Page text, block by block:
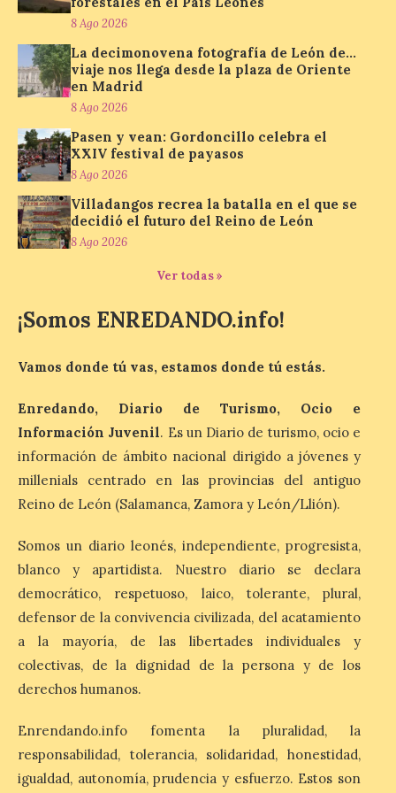
Conceyu País Llionés y el Diario de
Turismo, Ocio e Información para
jóvenes “Enredando.info”. Pilar Aller Aller
nos envía la décimo […]
Los minerales y sus usos
más comunes centran la
nueva exposición del
Museo de la Siderurgia y
la Minería de Sabero
8 Ago 2026
La exposición que se
de agosto a las doce y
media de la mañana,
minerales, rocas y fósiles de Castilla y
León’, podrá visitarse hasta finales del
La Bañeza inicia sus
fiestas con el pregón a
cargo de Arturo Martínez
Matilla
8 Ago 2026
El Ayuntamiento de La
Bañeza designa a Arturo
Martínez Matilla como
pregonero de las Fiestas
2026. Tendrá lugar este
sábado 8 de agosto a las 21,00 horas en el
teatro municipal de La Bañeza. El
8 Ago 2026
La decimonovena fotografía de León de…
viaje nos llega desde la plaza de Oriente
en Madrid
8 Ago 2026
Pasen y vean: Gordoncillo celebra el
XXIV festival de payasos
8 Ago 2026
Villadangos recrea la batalla en el que se
decidió el futuro del Reino de León
8 Ago 2026
Ver todas »
¡Somos ENREDANDO.info!
Vamos donde tú vas, estamos donde tú estás.
Enredando, Diario de Turismo, Ocio e
Información Juvenil. Es un Diario de turismo, ocio e
información de ámbito nacional dirigido a jóvenes y
millenials centrado en las provincias del antiguo
Reino de León (Salamanca, Zamora y León/Llión).
Somos un diario leonés, independiente, progresista,
blanco y apartidista. Nuestro diario se declara
democrático, respetuoso, laico, tolerante, plural,
defensor de la convivencia civilizada, del acatamiento
a la mayoría, de las libertades individuales y
colectivas, de la dignidad de la persona y de los
derechos humanos.
Enrendando.info fomenta la pluralidad, la
responsabilidad, tolerancia, solidaridad, honestidad,
igualdad, autonomía, prudencia y esfuerzo. Estos son